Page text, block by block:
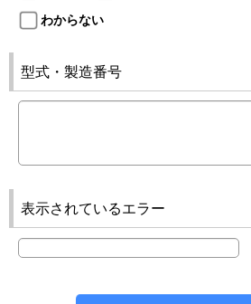
わからない
型式・製造番号
表示されているエラー